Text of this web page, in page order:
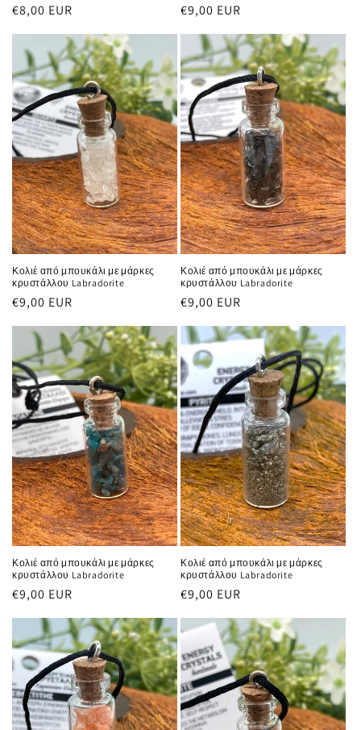
Κανονική
€8,00 EUR
Κανονική
€9,00 EUR
Κολιέ από μπουκάλι με μάρκες
κρυστάλλου Labradorite
Κανονική
τιμή
€9,00 EUR
Κολιέ από μπουκάλι με μάρκες
κρυστάλλου Labradorite
Κανονική
τιμή
€9,00 EUR
Κολιέ από μπουκάλι με μάρκες
κρυστάλλου Labradorite
Κανονική
τιμή
€9,00 EUR
Κολιέ από μπουκάλι με μάρκες
κρυστάλλου Labradorite
Κανονική
τιμή
€9,00 EUR